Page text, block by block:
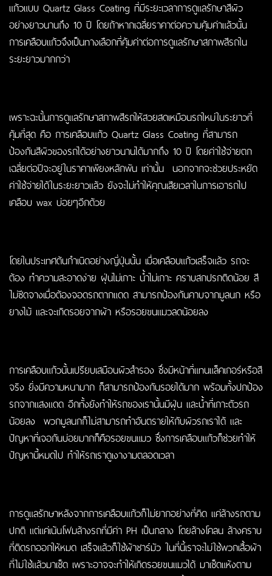
แก้วแบบ Quartz Glass Coating ที่มีระยะเวลาการดูแลรักษาสีผิว
อย่างยาวนานถึง 10 ปี โดยถ้าหากเฉลี่ยราคาต่อความคุ้มค่าแล้วนั้น
การเคลือบแก้วจึงเป็นทางเลือกที่คุ้มค่าต่อการดูแลรักษาสภาพสีรถใน
ระยะยาวมากกว่า
เพราะฉะนั้นการดูแลรักษาสภาพสีรถให้สวยสดเหมือนรถใหม่ในระยาวที่
คุ้มที่สุด คือ การเคลือบแก้ว Quartz Glass Coating ที่สามารถ
ป้องกันสีผิวของรถได้อย่างยาวนานได้มากถึง 10 ปี โดยค่าใช้จ่ายตก
เฉลี่ยต่อปีจะอยู่ในราคาเพียงหลักพัน เท่านั้น นอกจากจะช่วยประหยัด
ค่าใช้จ่ายได้ในระยะยาวแล้ว ยังจะไม่ทำให้คุณเสียเวลาในการเอารถไป
เคลือบ wax บ่อยๆอีกด้วย
โดยในประเทศต้นกำเนิดอย่างญี่ปุ่นนั้น เมื่อเคลือบแก้วเสร็จแล้ว รถจะ
ต้อง ทำความสะอาดง่าย ฝุ่นไม่เกาะ น้ำไม่เกาะ คราบสกปรกติดน้อย สี
ไม่ซีดจางเมื่อต้องจอดรถตากแดด สามารถป้องกันคาบจากมูลนก หรือ
ยางไม้ และจะเกิดรอยจากผ้า หรือรอยขนแมวลดน้อยลง
การเคลือบแก้วนั้นเปรียบเสมือนผิวสำรอง ซึ่งมีหน้าที่แทนแล็คเกอร์หรือสี
จริง ยิ่งมีความหนามาก ก็สามารถป้องกันรอยได้มาก พร้อมทั้งปกป้อง
รถจากแสงแดด อีกทั้งยังทำให้รถของเรานั้นมีฝุ่น และน้ำที่เกาะตัวรถ
น้อยลง พวกมูลนกก็ไม่สามารถทำอันตรายให้กับผิวรถเราได้ และ
ปัญหาที่เจอกันบ่อยมากก็คือรอยขนแมว ซึ่งการเคลือบแก้วก็ช่วยทำให้
ปัญหานี้หมดไป ทำให้รถเราดูเงางามตลอดเวลา
การดูแลรักษาหลังจากการเคลือบแก้วก็ไม่ยากอย่างที่คิด แค่ล้างรถตาม
ปกติ แต่แค่เน้นโฟมล้างรถที่มีค่า PH เป็นกลาง โดยล้างโคลน ล้างคราบ
ที่ติดรถออกให้หมด เสร็จแล้วก็ใช้ผ้าชาร์มัว ในที่นี้เราจะไม่ใช้พวกเสื้อผ้า
ที่ไม่ใช้แล้วมาเช็ด เพราะอาจจะทำให้เกิดรอยขนแมวได้ มาเช็ดแห้งตาม